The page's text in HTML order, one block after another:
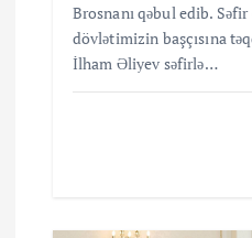
Brosnanı qəbul edib.
dövlətimizin başçısına
İlham Əliyev səfirlə…